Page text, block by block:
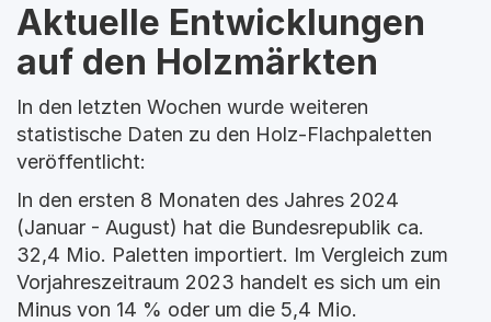
Aktuelle Entwicklungen
auf den Holzmärkten
In den letzten Wochen wurde weiteren
statistische Daten zu den Holz-Flachpaletten
veröffentlicht:
In den ersten 8 Monaten des Jahres 2024
(Januar - August) hat die Bundesrepublik ca.
32,4 Mio. Paletten importiert. Im Vergleich zum
Vorjahreszeitraum 2023 handelt es sich um ein
Minus von 14 % oder um die 5,4 Mio.